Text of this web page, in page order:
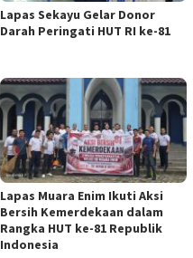
Lapas Sekayu Gelar Donor
Darah Peringati HUT RI ke-81
Lapas Muara Enim Ikuti Aksi
Bersih Kemerdekaan dalam
Rangka HUT ke-81 Republik
Indonesia